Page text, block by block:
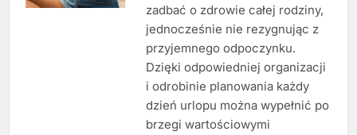
zadbać o zdrowie całej rodziny,
jednocześnie nie rezygnując z
przyjemnego odpoczynku.
Dzięki odpowiedniej organizacji
i odrobinie planowania każdy
dzień urlopu można wypełnić po
brzegi wartościowymi